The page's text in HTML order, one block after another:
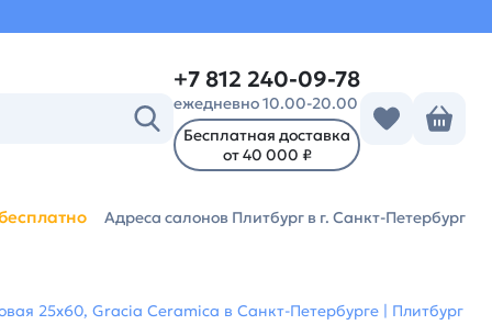
+7 812 240-09-78
ежедневно 10.00-20.00
Бесплатная доставка
от 40 000 ₽
Адреса салонов Плитбург в г. Санкт-Петербург
25х60, Gracia Ceramica в Санкт-Петербурге | Плитбург